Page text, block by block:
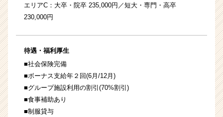
エリアC：大卒・院卒 235,000円／短大・専門・高卒
230,000円
待遇・福利厚生
■社会保険完備
■ボーナス支給年２回(6月/12月)
■グループ施設利用の割引(70%割引)
■食事補助あり
■制服貸与